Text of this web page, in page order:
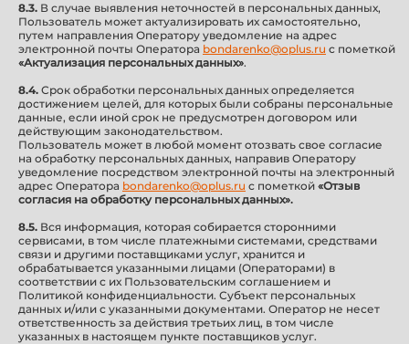
8.3. В случае выявления неточностей в персональных данных,
Пользователь может актуализировать их самостоятельно,
путем направления Оператору уведомление на адрес
электронной почты Оператора bondarenko@oplus.ru с пометкой
«Актуализация персональных данных».
8.4. Срок обработки персональных данных определяется
достижением целей, для которых были собраны персональные
данные, если иной срок не предусмотрен договором или
действующим законодательством.
Пользователь может в любой момент отозвать свое согласие
на обработку персональных данных, направив Оператору
уведомление посредством электронной почты на электронный
адрес Оператора bondarenko@oplus.ru с пометкой «Отзыв
согласия на обработку персональных данных».
8.5. Вся информация, которая собирается сторонними
сервисами, в том числе платежными системами, средствами
связи и другими поставщиками услуг, хранится и
обрабатывается указанными лицами (Операторами) в
соответствии с их Пользовательским соглашением и
Политикой конфиденциальности. Субъект персональных
данных и/или с указанными документами. Оператор не несет
ответственность за действия третьих лиц, в том числе
указанных в настоящем пункте поставщиков услуг.